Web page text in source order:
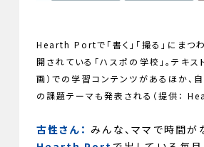
Hearth Portで「書く」「撮る」にまつ
開されている「ハスポの学校」。テキス
画）での学習コンテンツがあるほか、
の課題テーマも発表される（提供：
古性さん： みんな、ママで時間が